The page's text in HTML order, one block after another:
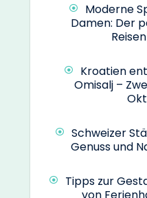
Moderne
Damen: Der
Reisen
Kroatien
Omisalj –
Schweizer
Genuss und
Tipps zur
von